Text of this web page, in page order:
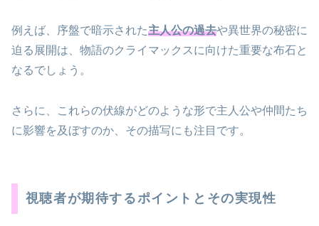
例えば、序盤で暗示された主人公の過去や異世界の秘密に
迫る展開は、物語のクライマックスに向けた重要な布石と
なるでしょう。
さらに、これらの伏線がどのような形で主人公や仲間たち
に影響を及ぼすのか、その描写にも注目です。
視聴者が期待するポイントとその実現性